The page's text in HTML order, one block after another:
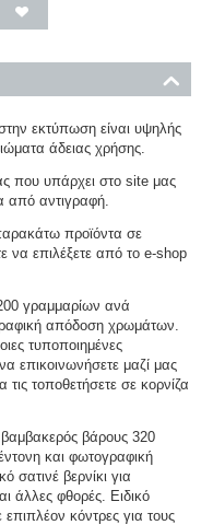
εκτύπωση είναι υψηλής
άδειας χρήσης.
που υπάρχει στο site μας
από αντιγραφή.
προϊόντα σε
να επιλέξετε από το e-shop
γραμμαρίων ανά
απόδοση χρωμάτων.
τυποποιημένες
επικοινωνήσετε μαζί μας
τις τοποθετήσετε σε κορνίζα
βάρους 320
και φωτογραφική
βερνίκι για
άλλες φθορές. Ειδικό
κόντρες για τους